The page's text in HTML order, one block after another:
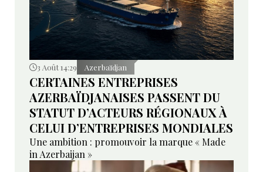
3 Août 14:29 Azerbaïdjan
CERTAINES ENTREPRISES
AZERBAÏDJANAISES PASSENT DU
STATUT D’ACTEURS RÉGIONAUX À
CELUI D’ENTREPRISES MONDIALES
Une ambition : promouvoir la marque « Made
in Azerbaijan »